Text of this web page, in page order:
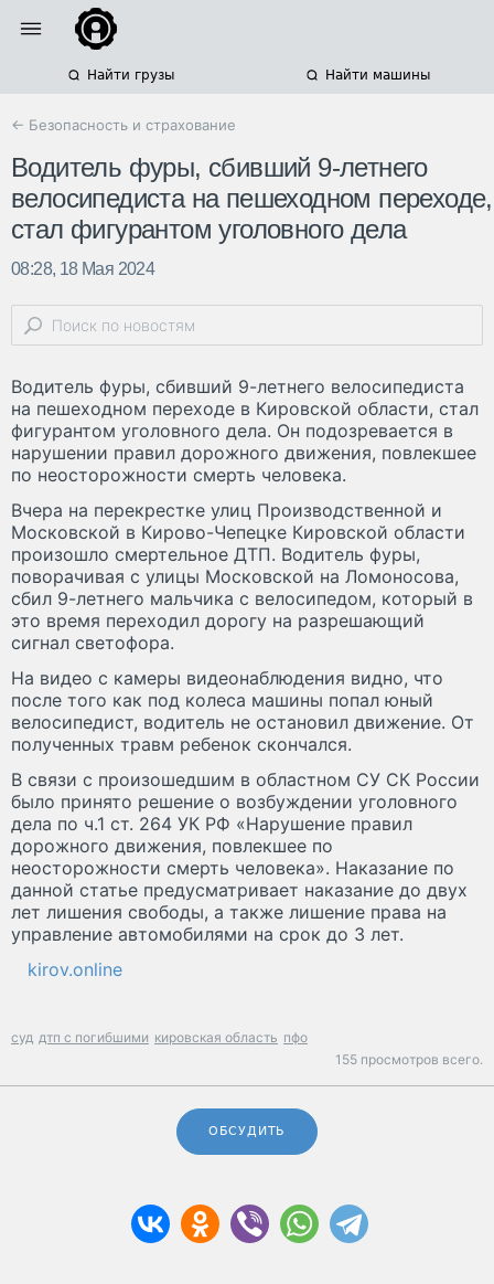
Найти грузы Найти машины
← Безопасность и страхование
Водитель фуры, сбивший 9-летнего
велосипедиста на пешеходном переходе,
стал фигурантом уголовного дела
08:28, 18 Мая 2024
Водитель фуры, сбивший 9-летнего велосипедиста
на пешеходном переходе в Кировской области, стал
фигурантом уголовного дела. Он подозревается в
нарушении правил дорожного движения, повлекшее
по неосторожности смерть человека.
Вчера на перекрестке улиц Производственной и
Московской в Кирово-Чепецке Кировской области
произошло смертельное ДТП. Водитель фуры,
поворачивая с улицы Московской на Ломоносова,
сбил 9-летнего мальчика с велосипедом, который в
это время переходил дорогу на разрешающий
сигнал светофора.
На видео с камеры видеонаблюдения видно, что
после того как под колеса машины попал юный
велосипедист, водитель не остановил движение. От
полученных травм ребенок скончался.
В связи с произошедшим в областном СУ СК России
было принято решение о возбуждении уголовного
дела по ч.1 ст. 264 УК РФ «Нарушение правил
дорожного движения, повлекшее по
неосторожности смерть человека». Наказание по
данной статье предусматривает наказание до двух
лет лишения свободы, а также лишение права на
управление автомобилями на срок до 3 лет.
kirov.online
суд дтп с погибшими кировская область пфо
155 просмотров всего.
ОБСУДИТЬ